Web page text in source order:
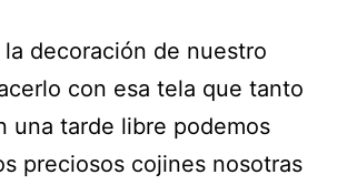
la decoración de nuestro
con esa tela que tanto
una tarde libre podemos
preciosos cojines nosotras